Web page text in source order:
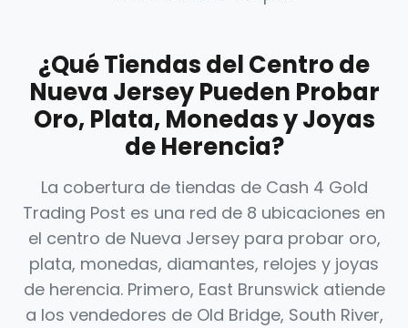
¿Qué Tiendas del Centro de
Nueva Jersey Pueden Probar
Oro, Plata, Monedas y Joyas
de Herencia?
La cobertura de tiendas de Cash 4 Gold
Trading Post es una red de 8 ubicaciones en
el centro de Nueva Jersey para probar oro,
plata, monedas, diamantes, relojes y joyas
de herencia. Primero, East Brunswick atiende
a los vendedores de Old Bridge, South River,